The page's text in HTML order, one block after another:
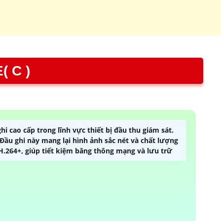
C )
cao cấp trong lĩnh vực thiết bị đầu thu giám sát.
ghi này mang lại hình ảnh sắc nét và chất lượng
giúp tiết kiệm băng thông mạng và lưu trữ